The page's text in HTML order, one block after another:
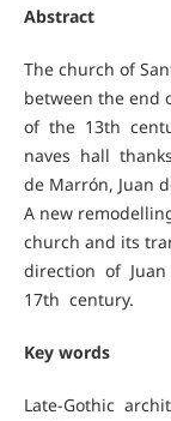
Abstract
The church of
between the
of the 13th
naves hall
de Marrón, Juan
A new
church and its
direction of
17th century.
Key words
Late-Gothic